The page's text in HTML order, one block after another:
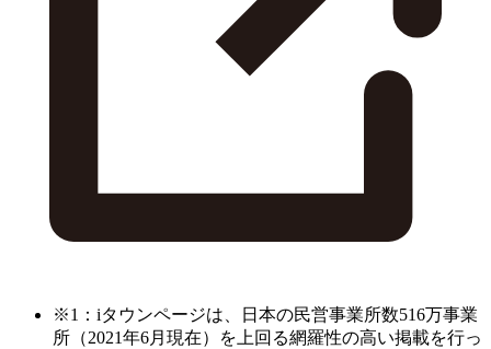
※1：iタウンページは、日本の民営事業所数516万事業
所（2021年6月現在）を上回る網羅性の高い掲載を行っ